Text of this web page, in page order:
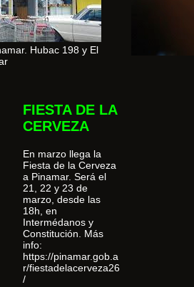
Hubac 198 y El
FIESTA DE LA
CERVEZA
En marzo llega la
Fiesta de la Cerveza
a Pinamar. Será el
21, 22 y 23 de
marzo, desde las
18h, en
Intermédanos y
Constitución. Más
info:
https://pinamar.gob.a
r/fiestadelacerveza26
/